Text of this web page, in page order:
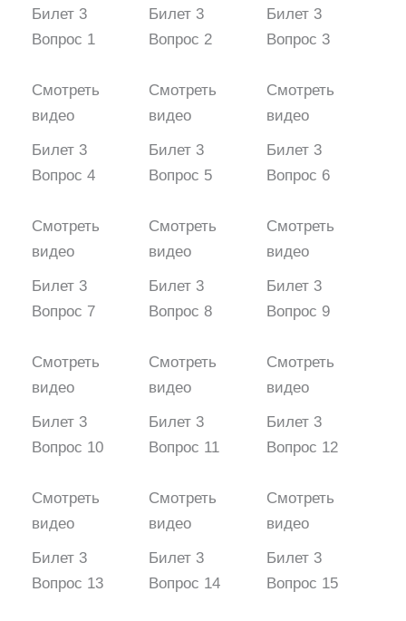
Билет 3
Вопрос 1
Смотреть
видео
Билет 3
Вопрос 2
Смотреть
видео
Билет 3
Вопрос 3
Смотреть
видео
Билет 3
Вопрос 4
Смотреть
видео
Билет 3
Вопрос 5
Смотреть
видео
Билет 3
Вопрос 6
Смотреть
видео
Билет 3
Вопрос 7
Смотреть
видео
Билет 3
Вопрос 8
Смотреть
видео
Билет 3
Вопрос 9
Смотреть
видео
Билет 3
Вопрос 10
Смотреть
видео
Билет 3
Вопрос 11
Смотреть
видео
Билет 3
Вопрос 12
Смотреть
видео
Билет 3
Вопрос 13
Билет 3
Вопрос 14
Билет 3
Вопрос 15